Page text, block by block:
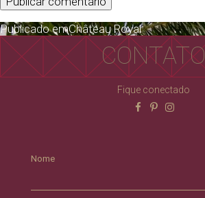
Publicado emChâteau Royal
CONTATO
Fique conectado
Nome